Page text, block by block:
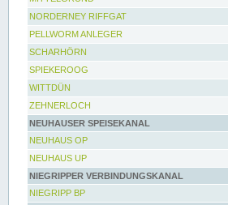
NORDERNEY RIFFGAT
PELLWORM ANLEGER
SCHARHÖRN
SPIEKEROOG
WITTDÜN
ZEHNERLOCH
NEUHAUSER SPEISEKANAL
NEUHAUS OP
NEUHAUS UP
NIEGRIPPER VERBINDUNGSKANAL
NIEGRIPP BP